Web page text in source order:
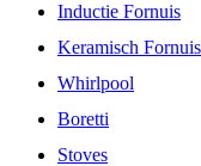
Inductie Fornuis
Keramisch Fornuis
Whirlpool
Boretti
Stoves